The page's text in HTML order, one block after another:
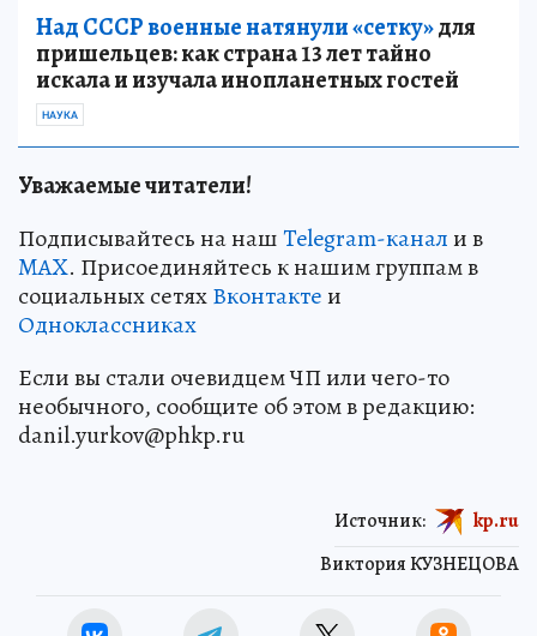
Над СССР военные натянули «сетку»для
пришельцев: как страна 13 лет тайно
искала и изучала инопланетных гостей
НАУКА
Уважаемые читатели!
Подписывайтесь на нашTelegram-канали в
MAX. Присоединяйтесь к нашим группам в
социальных сетяхВконтактеи
Одноклассниках
Если вы стали очевидцем ЧП или чего-то
необычного, сообщите об этом в редакцию:
danil.yurkov@phkp.ru
Виктория КУЗНЕЦОВА
Источник: kp.ru